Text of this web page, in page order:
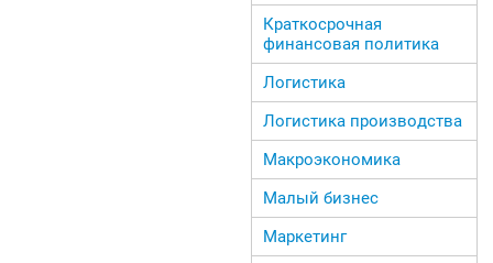
Краткосрочная
финансовая политика
Логистика
Логистика производства
Макроэкономика
Малый бизнес
Маркетинг